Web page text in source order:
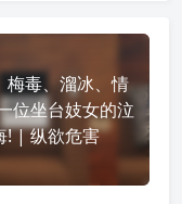
梅毒、溜冰、情
位坐台妓女的泣
! | 纵欲危害